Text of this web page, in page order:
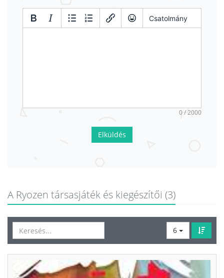
Csatolmány
0 / 2000
Elküldés
A Ryozen társasjáték és kiegészítői (3)
6